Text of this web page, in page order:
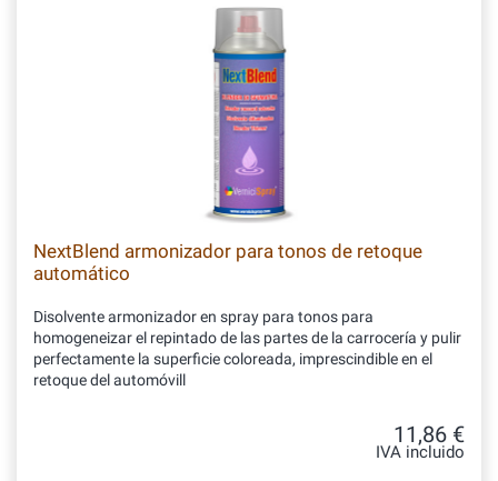
NextBlend armonizador para tonos de retoque
automático
Disolvente armonizador en spray para tonos para
homogeneizar el repintado de las partes de la carrocería y pulir
perfectamente la superficie coloreada, imprescindible en el
retoque del automóvill
11,86 €
IVA incluido